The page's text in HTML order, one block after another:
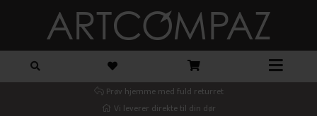
Prøv hjemme med fuld returret
Vi leverer direkte til din dør